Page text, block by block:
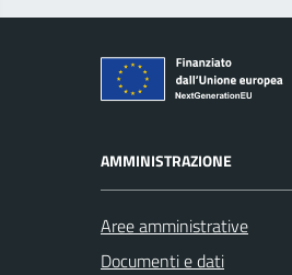
AMMINISTRAZIONE
Aree amministrative
Documenti e dati